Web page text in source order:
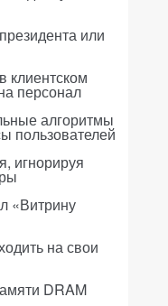
или
клиентском
персонал
алгоритмы
пользователей
игнорируя
«Витрину
на свои
DRAM